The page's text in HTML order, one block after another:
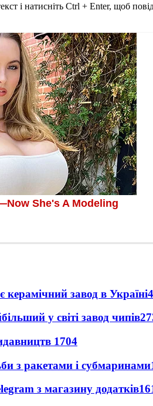
і натисніть Ctrl + Enter, щоб
керамічний завод в Україні
у світі завод чипів
1704
з ракетами і субмаринами
з магазину додатків